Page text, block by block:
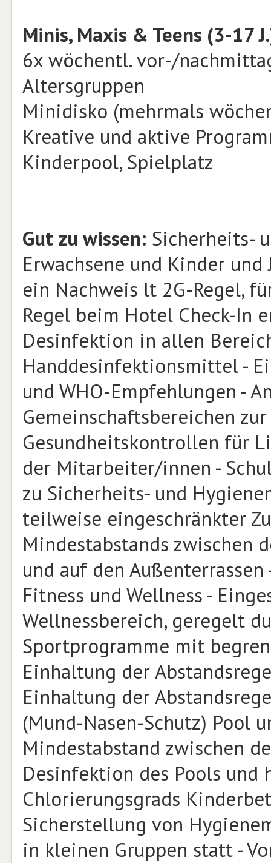
Minis, Maxis & Teens (3-17
6x wöchentl. vor-/
Altersgruppen
Minidisko (mehrmals
Kreative und aktive
Kinderpool, Spielplatz
Gut zu wissen: Sicherheits-
Erwachsene und Kinder
ein Nachweis lt 2G-Regel,
Regel beim Hotel Check-In
Desinfektion in allen
Handdesinfektionsmittel -
und WHO-Empfehlungen -
Gemeinschaftsbereichen
Gesundheitskontrollen für
der Mitarbeiter/innen -
zu Sicherheits- und
teilweise eingeschränkter
Mindestabstands zwischen
und auf den
Fitness und Wellness -
Wellnessbereich, geregelt
Sportprogramme mit
Einhaltung der
Einhaltung der
(Mund-Nasen-Schutz) Pool
Mindestabstand zwischen
Desinfektion des Pools und
Chlorierungsgrads
Sicherstellung von
in kleinen Gruppen statt -